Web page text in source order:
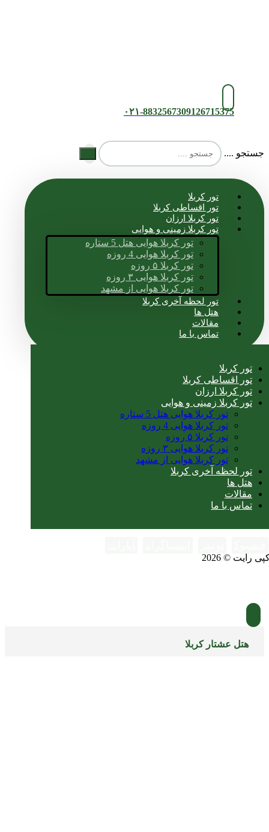
۰۲۱-8832567309126715375
جستجو ....
تور کربلا
تور اقساطی کربلا
تور کربلا ارزان
تور کربلا زمینی و هوایی
تور کربلا هوایی هتل 5 ستاره
تور کربلا هوایی 4 روزه
تور کربلا ۵ روزه
تور کربلا هوایی ۳ روزه
تور کربلا هوایی از مشهد
تور لحظه آخری کربلا
هتل ها
مقالات
تماس با ما
تور کربلا
تور اقساطی کربلا
تور کربلا ارزان
تور کربلا زمینی و هوایی
تور کربلا هوایی هتل 5 ستاره
تور کربلا هوایی 4 روزه
تور کربلا ۵ روزه
تور کربلا هوایی ۳ روزه
تور کربلا هوایی از مشهد
تور لحظه آخری کربلا
هتل ها
مقالات
تماس با ما
رایت © 2026
هتل عشتار کربلا